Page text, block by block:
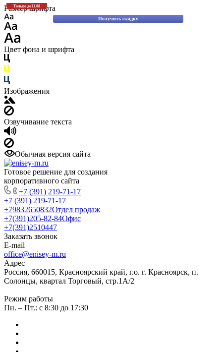
Только до11.08
Получить скидку
Размер шрифта
Цвет фона и шрифта
Изображения
Озвучивание текста
Обычная версия сайта
Готовое решение для создания
корпоративного сайта
+7 (391) 219-71-17
+7 (391) 219-71-17
+79832650832Отдел продаж
+7(391)205-82-84Офис
+7(391)2510447
Заказать звонок
E-mail
office@enisey-m.ru
Адрес
Россия, 660015, Красноярский край, г.о. г. Красноярск, п.
Солонцы, квартал Торговый, стр.1А/2
Режим работы
Пн. – Пт.: c 8:30 до 17:30